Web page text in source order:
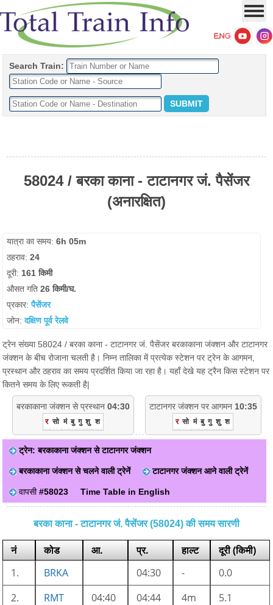
Search Train:
58024 / बरका काना - टाटानगर जं. पैसेंजर
(अनारक्षित)
यात्रा का समय:6h 05m
ठहराव:24
दूरी: 161 किमी
औसत गति26 किमी/घ.
प्रकार:पैसेंजर
जोन:दक्षिण पूर्व रेलवे
ट्रेन संख्या 58024 / बरका काना - टाटानगर जं. पैसेंजर बरकाकाना जंक्शन और टाटानगर
जंक्शन के बीच रोजाना चलती है। निम्न तालिका में प्रत्येक स्टेशन पर ट्रेन के आगमन,
प्रस्थान और ठहराव का समय प्रदर्शित किया जा रहा है। यहाँ देखे यह ट्रैन किस स्टेशन पर
कितने समय के लिए रूकती है|
बरकाकाना जंक्शन से प्रस्थान 04:30
र सो मं बु गु शु श
टाटानगर जंक्शन पर आगमन 10:35
र सो मं बु गु शु श
ट्रेन: बरकाकाना जंक्शन से टाटानगर जंक्शन
बरकाकाना जंक्शन से चलने वाली ट्रेनें टाटानगर जंक्शन आने वाली ट्रेनें
वापसी#58023 Time Table in English
बरका काना - टाटानगर जं. पैसेंजर (58024) की समय सारणी
नं कोड आ. प्र. हाल्ट
दूरी (किमी)
1.
BRKA 04:30 -
0.0
2.
RMT 04:40 04:44 4m
5.1